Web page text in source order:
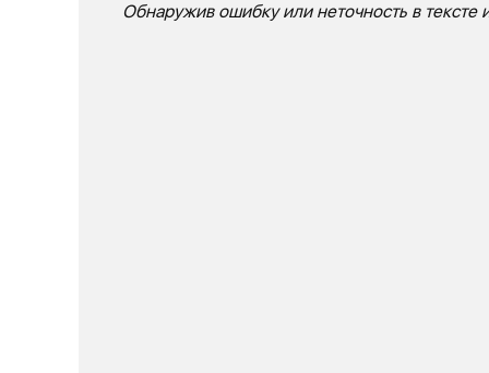
Обнаружив ошибку или неточность в